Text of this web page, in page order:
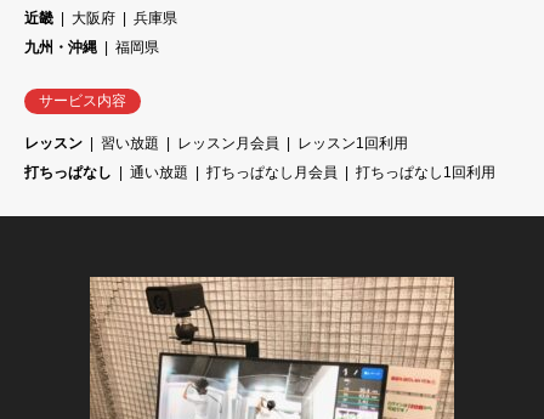
近畿
大阪府
兵庫県
九州・沖縄
福岡県
サービス内容
レッスン 習い放題 レッスン月会員
レッスン1回利用
打ちっぱなし
通い放題 打ちっぱなし月会員 打ちっぱなし1回利用